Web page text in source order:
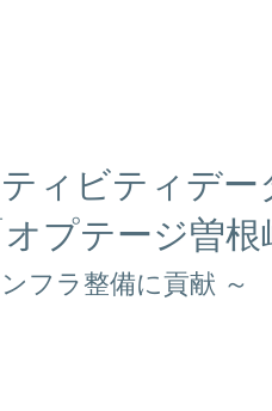
ィビティデ
プテージ曽根
フラ整備に貢献 ～